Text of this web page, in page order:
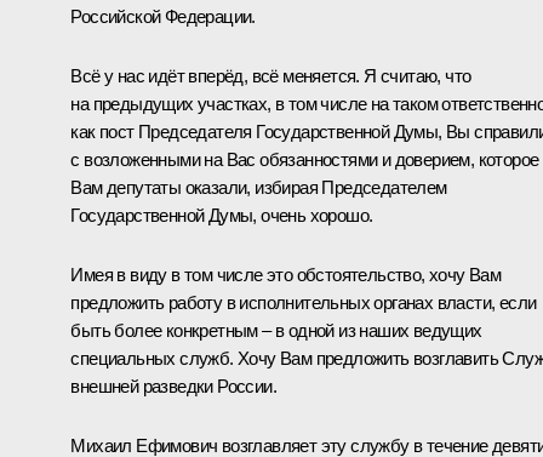
Российской Федерации.
Всё у нас идёт вперёд, всё меняется. Я считаю, что
на предыдущих участках, в том числе на таком
как пост Председателя Государственной Думы, Вы
с возложенными на Вас обязанностями и доверием, которое
Вам депутаты оказали, избирая Председателем
Государственной Думы, очень хорошо.
Имея в виду в том числе это обстоятельство, хочу Вам
предложить работу в исполнительных органах власти, если
быть более конкретным – в одной из наших ведущих
специальных служб. Хочу Вам предложить возглавить
внешней разведки России.
Михаил Ефимович возглавляет эту службу в течение